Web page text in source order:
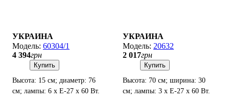
УКРАИНА
60304/1
4 394грн
Купить
Высота: 15 см; диаметр: 76
см; лампы: 6 х Е-27 х 60 Вт.
УКРАИНА
20632
2 017грн
Купить
Высота: 70 см; ширина: 30
см; лампы: 3 х Е-27 х 60 Вт.